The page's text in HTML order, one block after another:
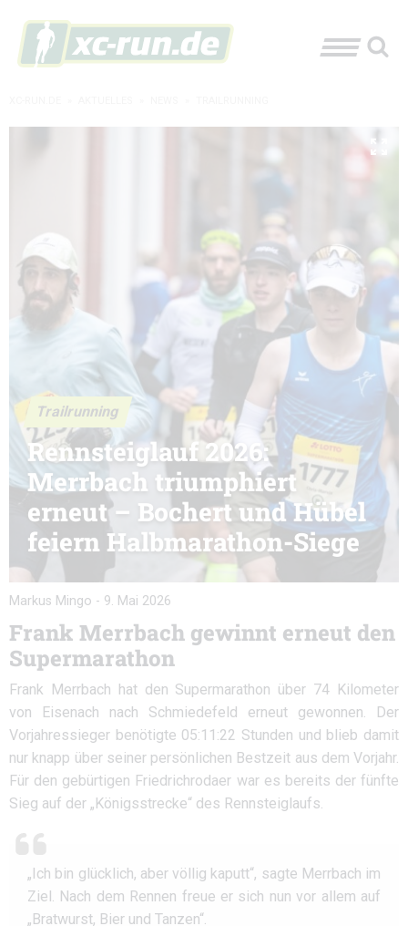
Trailrunning
Rennsteiglauf 2026:
Merrbach triumphiert
erneut – Bochert und Hübel
feiern Halbmarathon-Siege
Markus Mingo - 9. Mai 2026
Frank Merrbach gewinnt erneut den
Supermarathon
Frank Merrbach hat den Supermarathon über 74 Kilometer
von Eisenach nach Schmiedefeld erneut gewonnen. Der
Vorjahressieger benötigte 05:11:22 Stunden und blieb damit
nur knapp über seiner persönlichen Bestzeit aus dem Vorjahr.
Für den gebürtigen Friedrichrodaer war es bereits der fünfte
Sieg auf der „Königsstrecke“ des Rennsteiglaufs.
„Ich bin glücklich, aber völlig kaputt“, sagte Merrbach im
Ziel. Nach dem Rennen freue er sich nun vor allem auf
„Bratwurst, Bier und Tanzen“.